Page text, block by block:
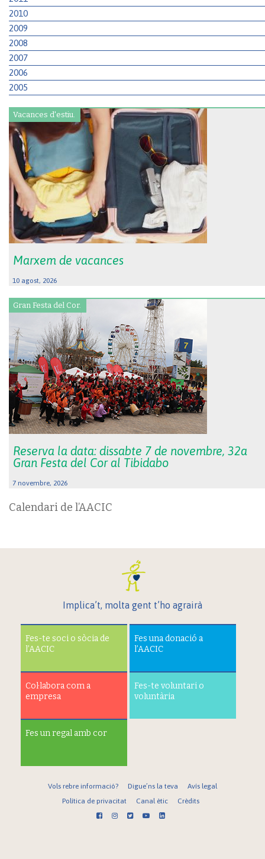
2010
2009
2008
2007
2006
2005
Vacances d'estiu.
Marxem de vacances
10 agost, 2026
Gran Festa del Cor.
Reserva la data: dissabte 7 de novembre, 32a
Gran Festa del Cor al Tibidabo
7 novembre, 2026
Calendari de l’AACIC
Implica’t, molta gent t’ho agrairà
Fes-te soci o sòcia de
l’AACIC
Fes una donació a
l’AACIC
Col·labora com a
empresa
Fes-te voluntari o
voluntària
Fes un regal amb cor
Vols rebre informació? Digue’ns la teva
Avís legal
Política de privacitat
Canal ètic Crèdits